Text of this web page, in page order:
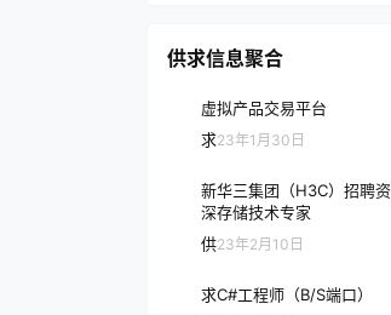
供求信息聚合
虚拟产品交易平台
求23年1月30日
新华三集团（H3C）招聘资
深存储技术专家
供23年2月10日
求C#工程师（B/S端口）